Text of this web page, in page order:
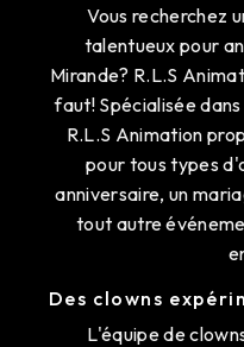
Vous recherchez
talentueux pour
Mirande? R.L.S
faut! Spécialisée
R.L.S Animation
pour tous types
anniversaire, un
tout autre
Des clowns
L'équipe de